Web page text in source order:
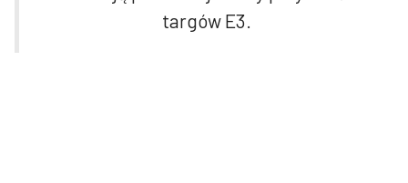
targów E3.